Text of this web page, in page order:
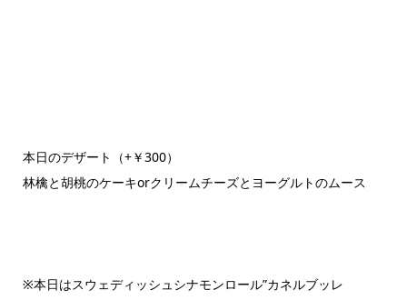
本日のデザート（+￥300）
林檎と胡桃のケーキorクリームチーズとヨーグルトのムース
※本日はスウェディッシュシナモンロール”カネルブッレ